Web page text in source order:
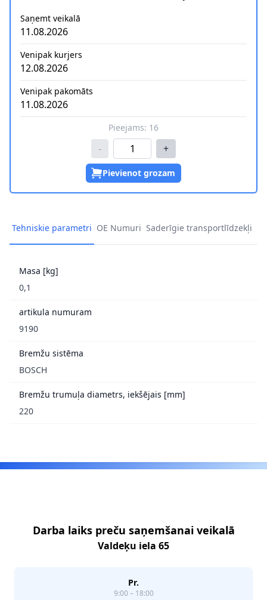
Saņemt veikalā
11.08.2026
Venipak kurjers
12.08.2026
Venipak pakomāts
11.08.2026
Pieejams: 16
- +
Pievienot grozam
Tehniskie parametri OE Numuri Saderīgie transportlīdzekļi
Masa [kg]
0,1
artikula numuram
9190
Bremžu sistēma
BOSCH
Bremžu trumuļa diametrs, iekšējais [mm]
220
Darba laiks preču saņemšanai veikalā
Valdeķu iela 65
Pr.
9:00 – 18:00